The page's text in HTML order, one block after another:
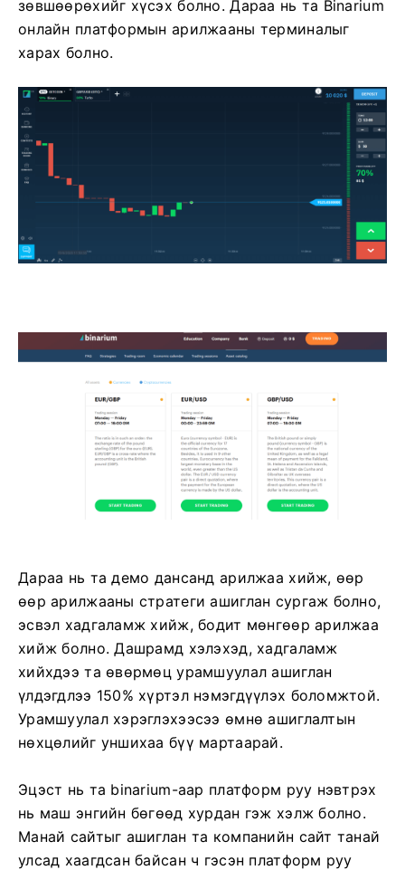
зөвшөөрөхийг хүсэх болно. Дараа нь та Binarium
онлайн платформын арилжааны терминалыг
харах болно.
Дараа нь та демо дансанд арилжаа хийж, өөр
өөр арилжааны стратеги ашиглан сургаж болно,
эсвэл хадгаламж хийж, бодит мөнгөөр ​​арилжаа
хийж болно. Дашрамд хэлэхэд, хадгаламж
хийхдээ та өвөрмөц урамшуулал ашиглан
үлдэгдлээ 150% хүртэл нэмэгдүүлэх боломжтой.
Урамшуулал хэрэглэхээсээ өмнө ашиглалтын
нөхцөлийг уншихаа бүү мартаарай.
Эцэст нь та binarium-аар платформ руу нэвтрэх
нь маш энгийн бөгөөд хурдан гэж хэлж болно.
Манай сайтыг ашиглан та компанийн сайт танай
улсад хаагдсан байсан ч гэсэн платформ руу